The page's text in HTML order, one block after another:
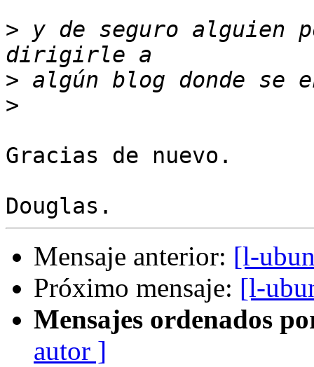
> y de seguro alguien
>
>
Gracias de nuevo.
Mensaje anterior: [l-
Próximo mensaje: [l-
Mensajes ordenados
autor ]